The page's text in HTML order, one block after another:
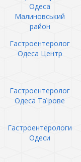
Одеса
Малиновський
район
Гастроентеролог
Одеса Центр
Гастроентеролог
Одеса Таїрове
Гастроентерологи
Одеси